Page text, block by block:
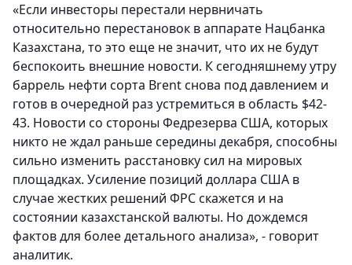
«Если инвесторы перестали нервничать
относительно перестановок в аппарате Нацбанка
Казахстана, то это еще не значит, что их не будут
беспокоить внешние новости. К сегодняшнему утру
баррель нефти сорта Brent снова под давлением и
готов в очередной раз устремиться в область $42-
43. Новости со стороны Федрезерва США, которых
никто не ждал раньше середины декабря, способны
сильно изменить расстановку сил на мировых
площадках. Усиление позиций доллара США в
случае жестких решений ФРС скажется и на
состоянии казахстанской валюты. Но дождемся
фактов для более детального анализа», - говорит
аналитик.